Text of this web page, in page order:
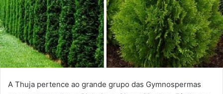
A Thuja pertence ao grande grupo das Gymnospermas